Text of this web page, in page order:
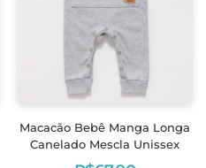
Macacão Bebê Manga Longa
Canelado Mescla Unissex